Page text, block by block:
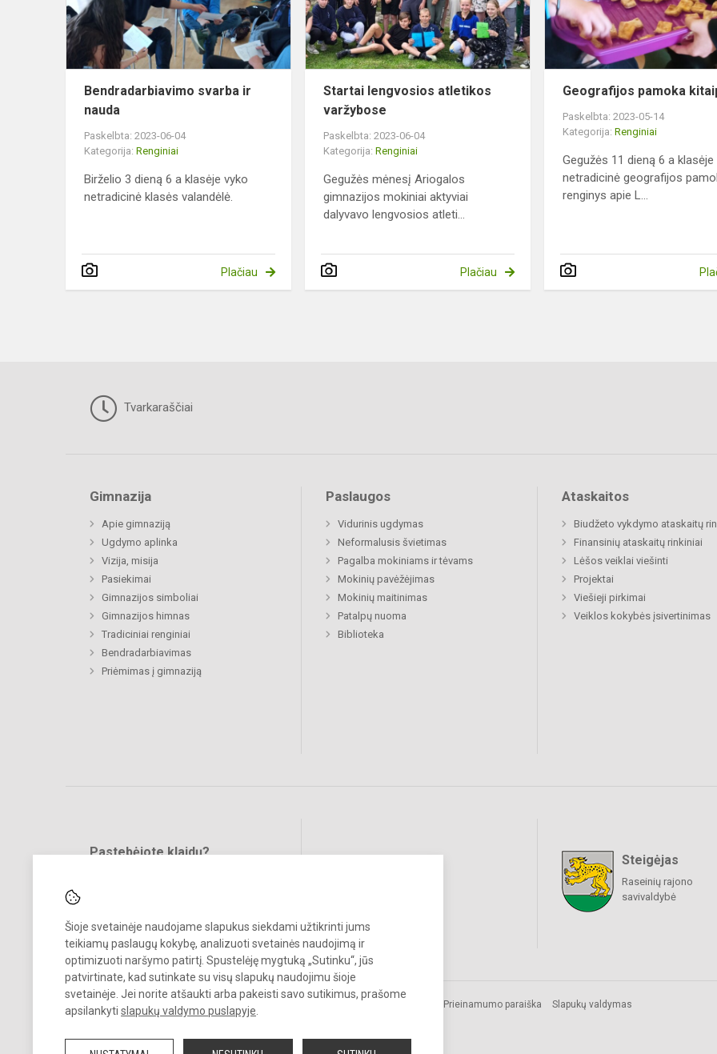
Šioje svetainėje naudojame slapukus siekdami užtikrinti jums
teikiamų paslaugų kokybę, analizuoti svetainės naudojimą ir
optimizuoti naršymo patirtį. Spustelėję mygtuką „Sutinku“, jūs
patvirtinate, kad sutinkate su visų slapukų naudojimu šioje
svetainėje. Jei norite atšaukti arba pakeisti savo sutikimus, prašome
apsilankyti slapukų valdymo puslapyje
Bendradarbiavimo svarba ir
nauda
Paskelbta: 2023-06-04
Kategorija: Renginiai
Birželio 3 dieną 6 a klasėje vyko
netradicinė klasės valandėlė.
Plačiau
Startai lengvosios atletikos
varžybose
Paskelbta: 2023-06-04
Kategorija:Renginiai
Gegužės mėnesį Ariogalos
gimnazijos mokiniai aktyviai
dalyvavo lengvosios atleti...
Plačiau
Geografijos pamoka
Paskelbta: 2023-05-14
Kategorija:Renginiai
Gegužės 11 dieną 6 a klasėje
netradicinė geografijos
renginys apie L...
Tvarkaraščiai
Gimnazija
Apie gimnaziją
Ugdymo aplinka
Vizija, misija
Pasiekimai
Gimnazijos simboliai
Gimnazijos himnas
Tradiciniai renginiai
Bendradarbiavimas
Priėmimas į gimnaziją
Paslaugos
Vidurinis ugdymas
Neformalusis švietimas
Pagalba mokiniams ir tėvams
Mokinių pavėžėjimas
Mokinių maitinimas
Patalpų nuoma
Biblioteka
Ataskaitos
Biudžeto vykdymo ataskaitų
Finansinių ataskaitų rinkiniai
Lėšos veiklai viešinti
Projektai
Viešieji pirkimai
Veiklos kokybės įsivertinimas
Pastebėjote klaidų?
Steigėjas
Raseinių rajono
savivaldybė
© 2022. Raseinių r. Ariogalos gimnazija. Visos teisės saugomos.
Kopijuoti turinį be raštiško gimnazijos sutikimo griežtai draudžiama.
Prieinamumo paraiška Slapukų valdymas